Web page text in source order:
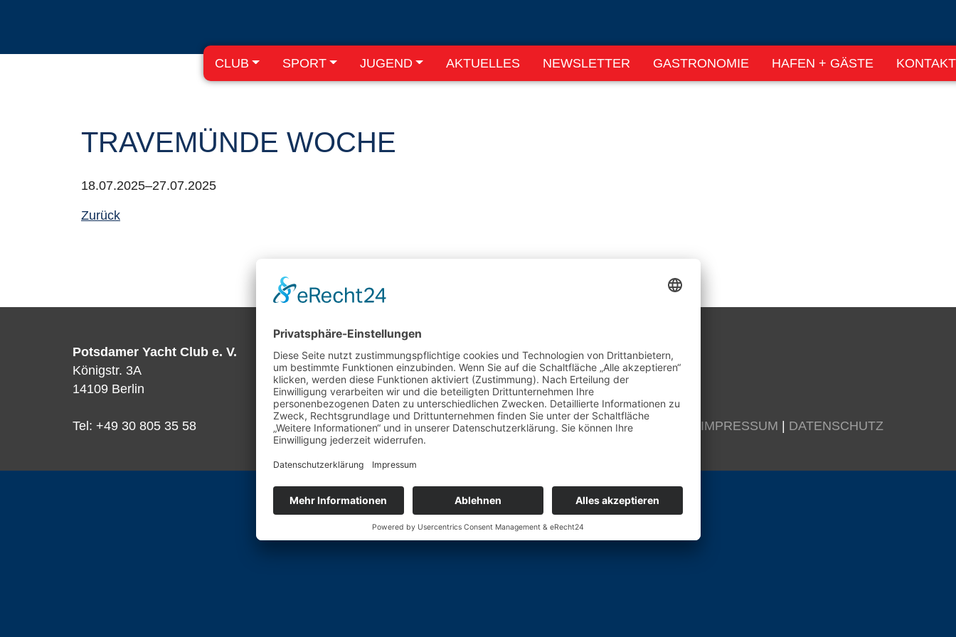
CLUB SPORT JUGEND AKTUELLES NEWSLETTER GASTRONOMIE HAFEN + GÄSTE KONTAKT
TRAVEMÜNDE WOCHE
18.07.2025–27.07.2025
Zurück
Potsdamer Yacht Club e. V.
Königstr. 3A
14109 Berlin
Tel: +49 30 805 35 58 KONTAKT IMPRESSUM DATENSCHUTZ